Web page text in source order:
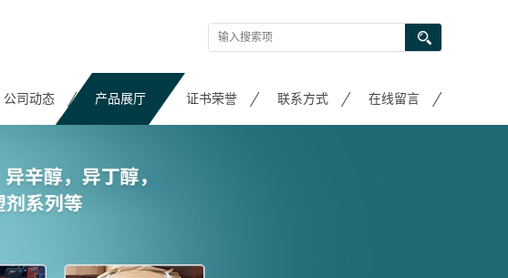
公司动态 产品展厅 证书荣誉 联系方式 在线留言